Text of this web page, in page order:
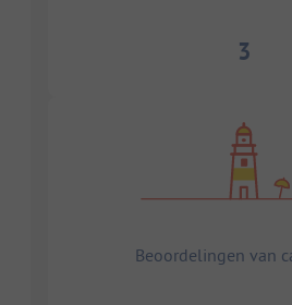
3
Beoordelingen van